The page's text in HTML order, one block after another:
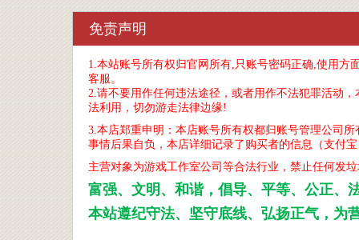
免责声明
1.本站账号所有权归官网所有,只账号密码正确,使用
客服。
2.请不要用作任何违法途径，或者用作不法犯罪活动
法利用，切勿游走法律边缘!
3.本店郑重申明：本店账号所有权都归账号管理公司
事情后果自负，本店详细记录了购买者的信息（支付
主营对象为游戏工作室公司 等合法行业，禁止任何发
富强、文明、和谐，倡导、平等、公正、
本站遵纪守法、坚守底线、弘扬正气，为